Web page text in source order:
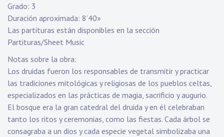
Grado: 3
Duración aproximada: 8’40»
Las partituras están disponibles en la sección
Partituras/Sheet Music
Notas sobre la obra:
Los druidas fueron los responsables de transmitir y practicar
las tradiciones mitológicas y religiosas de los pueblos celtas,
especializados en las prácticas de magia, sacrificio y augurio.
El bosque era la gran catedral del druida y en él celebraban
tanto los ritos y ceremonias, como las fiestas. Cada árbol se
consagraba a un dios y cada especie vegetal simbolizaba una